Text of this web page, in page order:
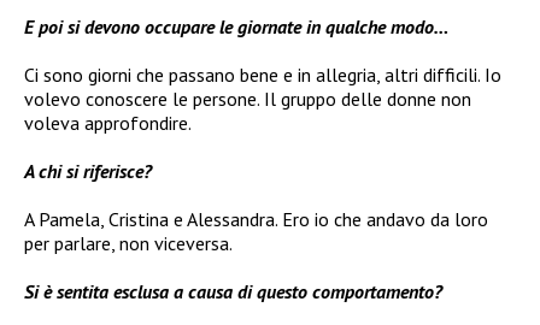
E poi si devono occupare le giornate in qualche modo…
Ci sono giorni che passano bene e in allegria, altri difficili. Io
volevo conoscere le persone. Il gruppo delle donne non
voleva approfondire.
A chi si riferisce?
A Pamela, Cristina e Alessandra. Ero io che andavo da loro
per parlare, non viceversa.
Si è sentita esclusa a causa di questo comportamento?